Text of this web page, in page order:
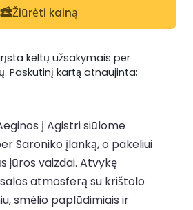
Žiūrėti kainą
keltų užsakymais per
Paskutinį kartą atnaujinta:
į Agistri siūlome
Saroniko įlanką, o pakeliui
jūros vaizdai. Atvykę
atmosferą su krištolo
smėlio paplūdimiais ir